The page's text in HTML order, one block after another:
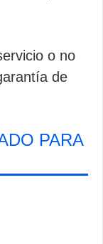
o no
de
PARA